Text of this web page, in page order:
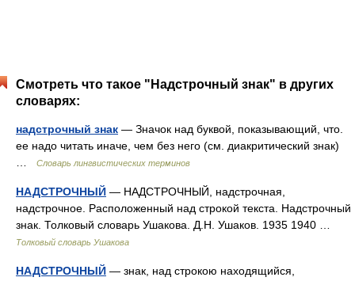
Смотреть что такое "Надстрочный знак" в других
словарях:
надстрочный знак — Значок над буквой, показывающий, что.
ее надо читать иначе, чем без него (см. диакритический знак)
Словарь лингвистических терминов
НАДСТРОЧНЫЙ — НАДСТРОЧНЫЙ, надстрочная,
надстрочное. Расположенный над строкой текста. Надстрочный
знак. Толковый словарь Ушакова. Д.Н. Ушаков. 1935 1940 …
Толковый словарь Ушакова
НАДСТРОЧНЫЙ — знак, над строкою находящийся,